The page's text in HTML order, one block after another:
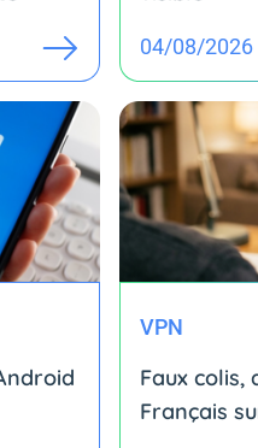
04/08/2026
VPN
Faux colis,
Français